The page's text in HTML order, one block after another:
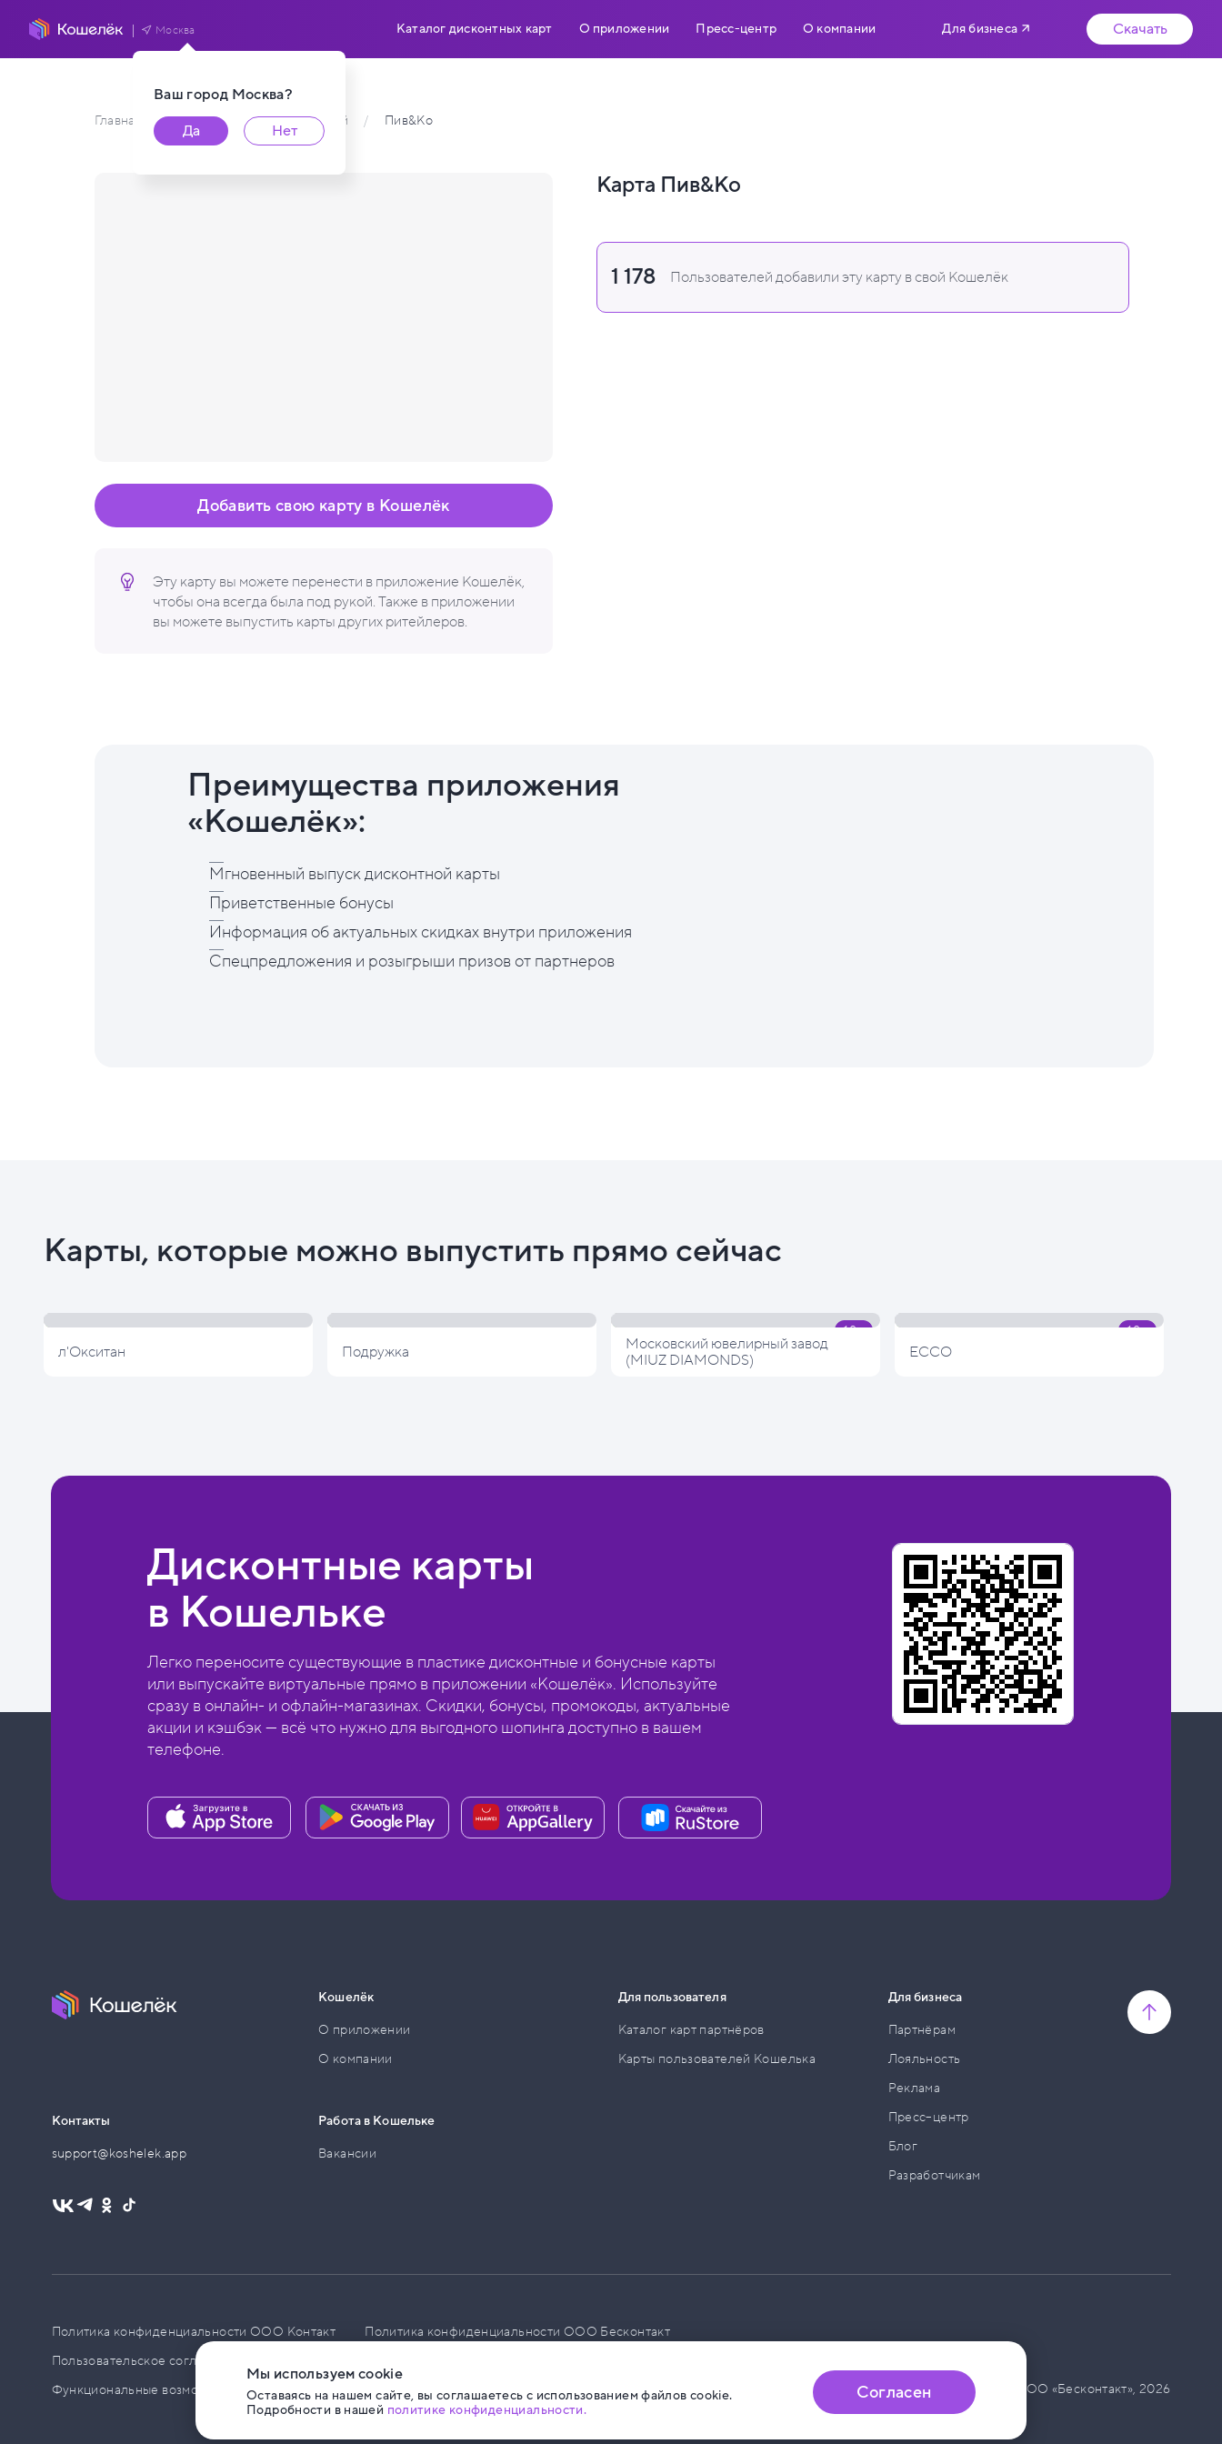
Ваш город Москва?
Да
Нет
Москва Каталог дисконтных карт О приложении Пресс-центр О компании Для бизнеса Скачать
Главная / Каталог карт пользователей / Пив&Ко
Эту карту вы можете перенести в приложение Кошелёк,
чтобы она всегда была под рукой. Также в приложении
вы можете выпустить карты других ритейлеров.
Добавить свою карту в Кошелёк
Карта Пив&Ко
1 178 Пользователей добавили эту карту в свой Кошелёк
Преимущества приложения
«Кошелёк»:
Мгновенный выпуск дисконтной карты
Приветственные бонусы
Информация об актуальных скидках внутри приложения
Спецпредложения и розыгрыши призов от партнеров
Карты, которые можно выпустить прямо сейчас
л'Окситан Подружка
Московский ювелирный завод
(MIUZ DIAMONDS)
ECCO
Дисконтные карты
в Кошельке
Легко переносите существующие в пластике дисконтные и бонусные карты
или выпускайте виртуальные прямо в приложении «Кошелёк». Используйте
сразу в онлайн- и офлайн-магазинах. Скидки, бонусы, промокоды, актуальные
акции и кэшбэк — всё что нужно для выгодного шопинга доступно в вашем
телефоне.
Контакты
support@koshelek.app
Кошелёк
О приложении
О компании
Работа в Кошельке
Вакансии
Для пользователя
Каталог карт партнёров
Карты пользователей Кошелька
Для бизнеса
Партнёрам
Лояльность
Реклама
Пресс–центр
Блог
Разработчикам
Политика конфиденциальности ООО Контакт
Политика конфиденциальности ООО Бесконтакт
Пользовательское соглашение
Функциональные возможности ПО
© ООО «Бесконтакт», 2026
Мы используем cookie
Оставаясь на нашем сайте, вы соглашаетесь с использованием файлов cookie.
Подробности в нашей политике конфиденциальности.
Согласен